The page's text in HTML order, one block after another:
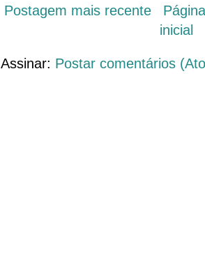
Postagem mais recente
inicial
Assinar: Postar comentários